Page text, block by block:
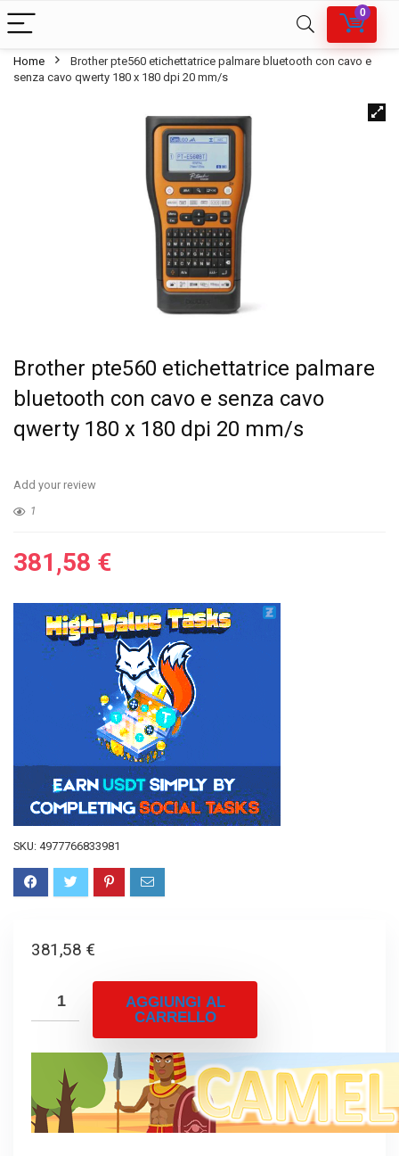
0
Home
Brother pte560 etichettatrice palmare bluetooth con cavo e
senza cavo qwerty 180 x 180 dpi 20 mm/s
Brother pte560 etichettatrice palmare
bluetooth con cavo e senza cavo
qwerty 180 x 180 dpi 20 mm/s
Add your review
1
381,58 €
SKU: 4977766833981
381,58 €
AGGIUNGI AL
CARRELLO